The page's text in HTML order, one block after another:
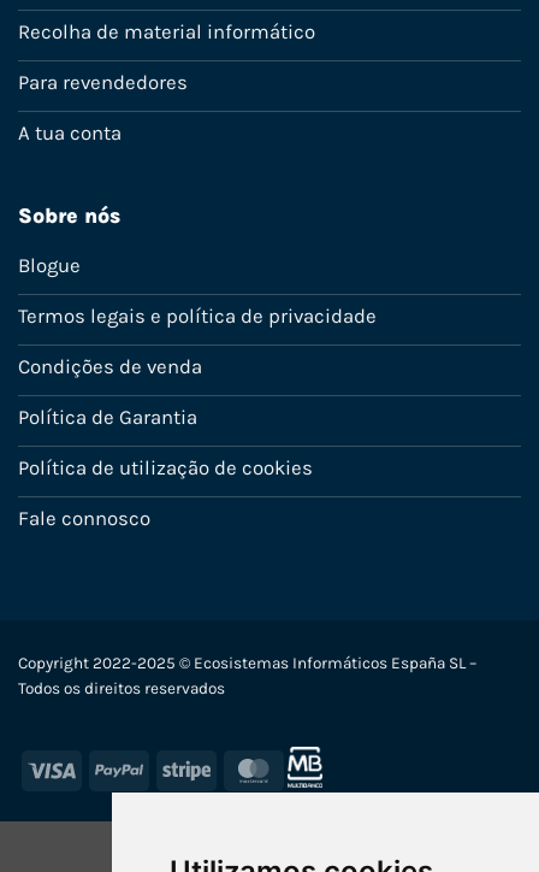
Recolha de material informático
Para revendedores
A tua conta
Sobre nós
Blogue
Termos legais e política de privacidade
Condições de venda
Política de Garantia
Política de utilização de cookies
Fale connosco
Copyright 2022-2025 © Ecosistemas Informáticos España SL –
Todos os direitos reservados
Visa PayPal Stripe MasterCard